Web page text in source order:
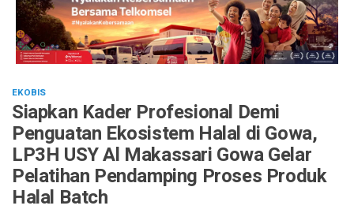
EKOBIS
Siapkan Kader Profesional Demi
Penguatan Ekosistem Halal di Gowa,
LP3H USY Al Makassari Gowa Gelar
Pelatihan Pendamping Proses Produk
Halal Batch